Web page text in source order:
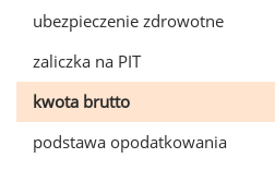
ubezpieczenie zdrowotne
zaliczka na PIT
kwota brutto
podstawa opodatkowania